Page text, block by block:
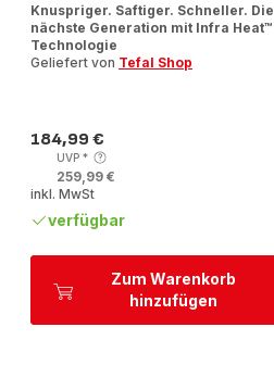
Zum Warenkorb
hinzufügen
Knuspriger. Saftiger. Schneller. Die
nächste Generation mit Infra Heat™
Technologie
Geliefert von Tefal Shop
Preis
184,99 €
UVP*
259,99 €
inkl. MwSt
verfügbar